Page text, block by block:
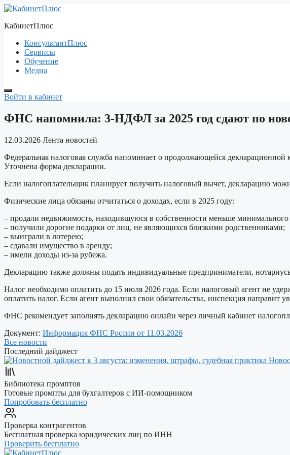
Перейти
содержимому
КабинетПлюс
КонсультантПлюс
Сервисы
Обучение
Медиа
Войти в кабинет
ФНС напомнила: 3-НДФЛ за 2025 год сдают по
12.03.2026 Лента новостей
Федеральная налоговая служба напоминает о продолжающейся
Уточнена форма декларации.
Если налогоплательщик планирует получить налоговый вычет, декларацию
Физические лица обязаны отчитаться о доходах, если в 2025 году:
– продали недвижимость, находившуюся в собственности меньше минимального
– получили дорогие подарки от лиц, не являющихся близкими родственниками;
– выиграли в лотерею;
– сдавали имущество в аренду;
– имели доходы из-за рубежа.
Декларацию также должны подать индивидуальные предприниматели,
Налог необходимо оплатить до 15 июля 2026 года. Если налоговый агент не
оплатить налог. Если агент выполнил свои обязательства, инспекция направит
ФНС рекомендует заполнять декларацию онлайн через личный кабинет
Документ: Информация ФНС России от 11.03.2026
Все новости
Последний дайджест
Библиотека промптов
Готовые промпты для бухгалтеров с ИИ-помощником
Попробовать бесплатно
Проверка контрагентов
Бесплатная проверка юридических лиц по ИНН
Проверить бесплатно